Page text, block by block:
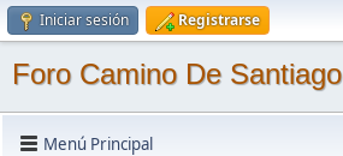
Iniciar sesión Registrarse
Foro Camino De Santiago
Menú Principal